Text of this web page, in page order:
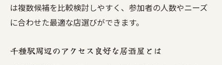
は複数候補を比較検討しやすく、参加者の人数やニーズ
に合わせた最適な店選びができます。
千種駅周辺のアクセス良好な居酒屋とは